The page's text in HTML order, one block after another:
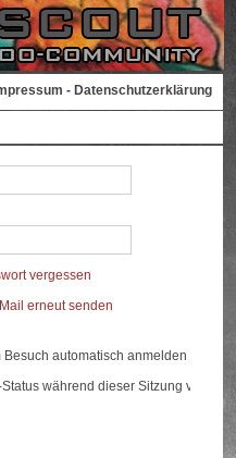
- Datenschutzerklärung
vergessen
erneut senden
Besuch automatisch anmelden
während dieser Sitzung